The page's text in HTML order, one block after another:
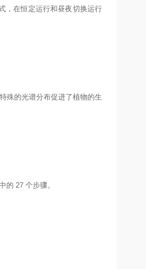
，在恒定运行和昼夜切换运行
殊的光谱分布促进了植物的生
的 27 个步骤。